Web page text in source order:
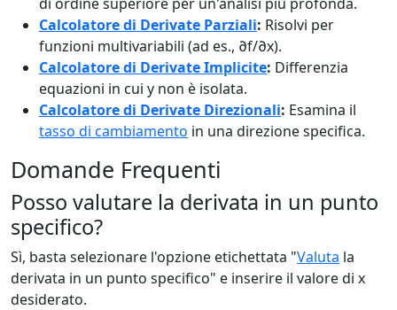
Calcolatore di Derivate Parziali: Risolvi per
funzioni multivariabili (ad es., ∂f/∂x).
Calcolatore di Derivate Implicite: Differenzia
equazioni in cui y non è isolata.
Calcolatore di Derivate Direzionali: Esamina il
tasso di cambiamento in una direzione specifica.
Domande Frequenti
Posso valutare la derivata in un punto
specifico?
Sì, basta selezionare l'opzione etichettata "Valuta la
derivata in un punto specifico" e inserire il valore di x
desiderato.